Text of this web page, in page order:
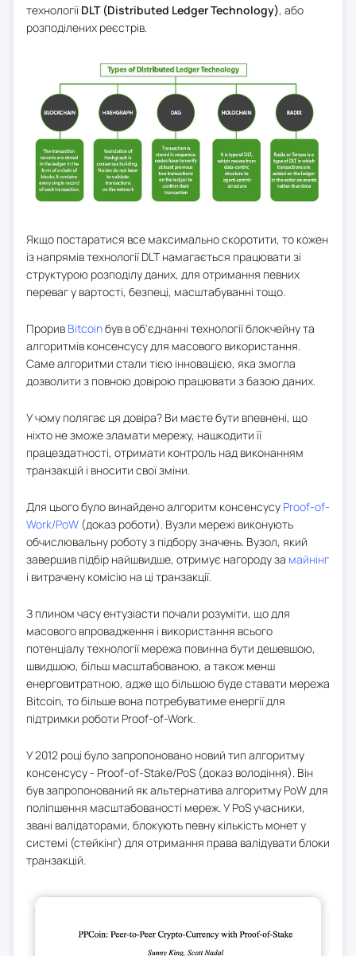
технологіїDLT (Distributed Ledger Technology), або
розподілених реєстрів.
Якщо постаратися все максимально скоротити, то кожен
із напрямів технології DLT намагається працювати зі
структурою розподілу даних, для отримання певних
переваг у вартості, безпеці, масштабуванні тощо.
Прорив Bitcoinбув в об'єднанні технології блокчейну та
алгоритмів консенсусу для масового використання.
Саме алгоритми стали тією інновацією, яка змогла
дозволити з повною довірою працювати з базою даних.
У чому полягає ця довіра? Ви маєте бути впевнені, що
ніхто не зможе зламати мережу, нашкодити її
працездатності, отримати контроль над виконанням
транзакцій і вносити свої зміни.
Для цього було винайдено алгоритм консенсусу Proof-of-
Work/PoW (доказ роботи). Вузли мережі виконують
обчислювальну роботу з підбору значень. Вузол, який
завершив підбір найшвидше, отримує нагороду за майнінг
і витрачену комісію на ці транзакції.
З плином часу ентузіасти почали розуміти, що для
масового впровадження і використання всього
потенціалу технології мережа повинна бути дешевшою,
швидшою, більш масштабованою, а також менш
енерговитратною, адже що більшою буде ставати мережа
Bitcoin, то більше вона потребуватиме енергії для
підтримки роботи Proof-of-Work.
У 2012 році було запропоновано новий тип алгоритму
консенсусу - Proof-of-Stake/PoS (доказ володіння). Він
був запропонований як альтернатива алгоритму PoW для
поліпшення масштабованості мереж. У PoS учасники,
звані валідаторами, блокують певну кількість монет у
системі (стейкінг) для отримання права валідувати блоки
транзакцій.